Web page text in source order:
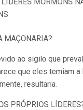
LÍDERES MÓRMONS
MAÇONARIA?
ao sigilo que
que eles temiam
resultaria.
PRÓPRIOS